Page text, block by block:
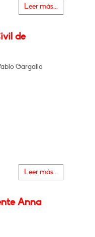
Leer más...
de
Gargallo
Leer más...
Anna